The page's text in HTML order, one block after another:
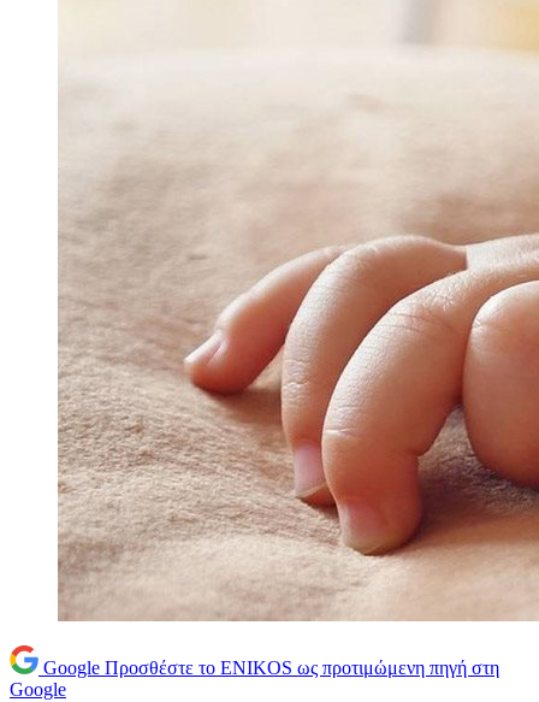
Google Προσθέστε το ENIKOS ως προτιμώμενη πηγή στη
Google